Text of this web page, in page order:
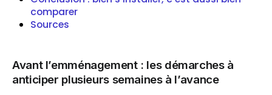
comparer
Sources
Avant l’emménagement : les démarches à
anticiper plusieurs semaines à l’avance